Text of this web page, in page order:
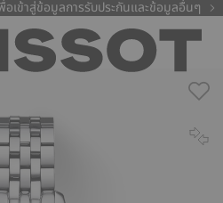
อเข้าสู่ข้อมูลการรับประกันและข้อมูลอื่นๆ